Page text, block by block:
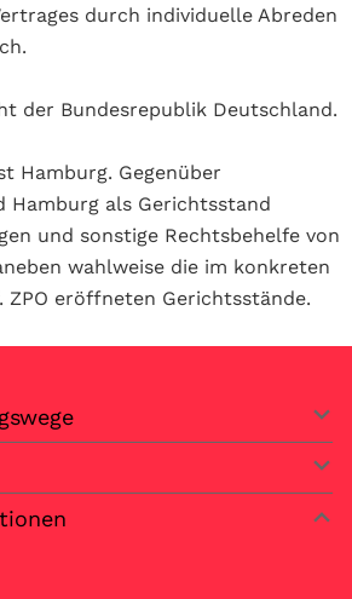
durch individuelle Abreden
der Bundesrepublik Deutschland.
Hamburg. Gegenüber
Hamburg als Gerichtsstand
und sonstige Rechtsbehelfe von
wahlweise die im konkreten
ZPO eröffneten Gerichtsstände.